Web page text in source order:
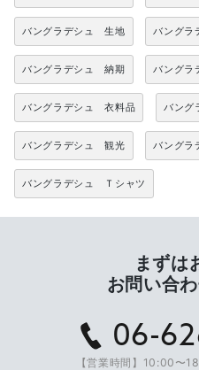
バングラデシュ 生地 バング
バングラデシュ 納期 バング
バングラデシュ 衣料品 バング
バングラデシュ 観光 バング
バングラデシュ Ｔシャツ
まずは
お問い合
06-
【営業時間】10:00〜